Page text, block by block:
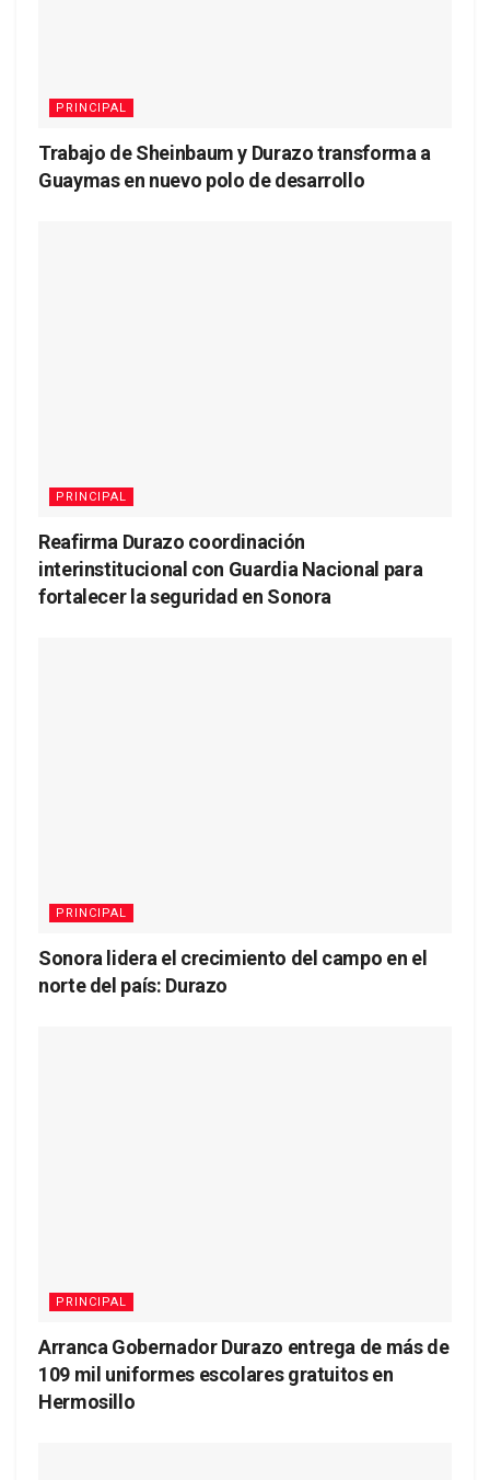
PRINCIPAL
Trabajo de Sheinbaum y Durazo transforma a
Guaymas en nuevo polo de desarrollo
PRINCIPAL
Reafirma Durazo coordinación
interinstitucional con Guardia Nacional para
fortalecer la seguridad en Sonora
PRINCIPAL
Sonora lidera el crecimiento del campo en el
norte del país: Durazo
PRINCIPAL
Arranca Gobernador Durazo entrega de más de
109 mil uniformes escolares gratuitos en
Hermosillo